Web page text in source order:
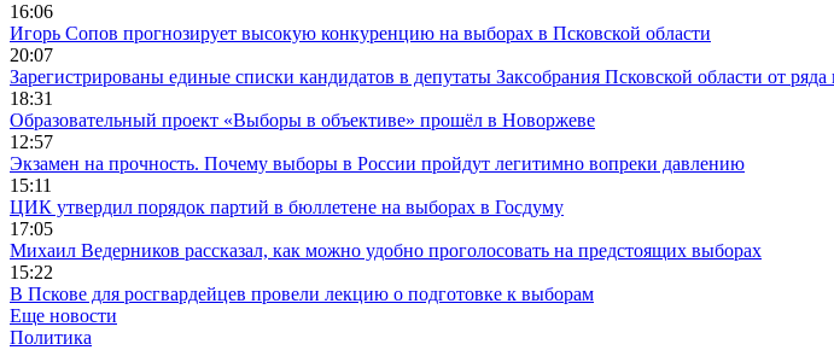
16:06
Игорь Сопов прогнозирует высокую конкуренцию на выборах в Псковской области
20:07
Зарегистрированы единые списки кандидатов в депутаты Заксобрания Псковской области от ряда
18:31
Образовательный проект «Выборы в объективе» прошёл в Новоржеве
12:57
Экзамен на прочность. Почему выборы в России пройдут легитимно вопреки давлению
15:11
ЦИК утвердил порядок партий в бюллетене на выборах в Госдуму
17:05
Михаил Ведерников рассказал, как можно удобно проголосовать на предстоящих выборах
15:22
В Пскове для росгвардейцев провели лекцию о подготовке к выборам
Еще новости
Политика